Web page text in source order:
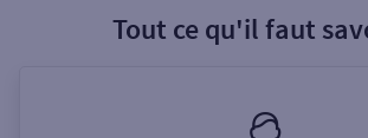
Tout ce qu'il faut